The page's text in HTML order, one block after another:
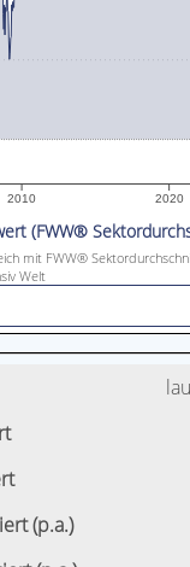
2010 2020
(FWW®
mit FWW®
Welt